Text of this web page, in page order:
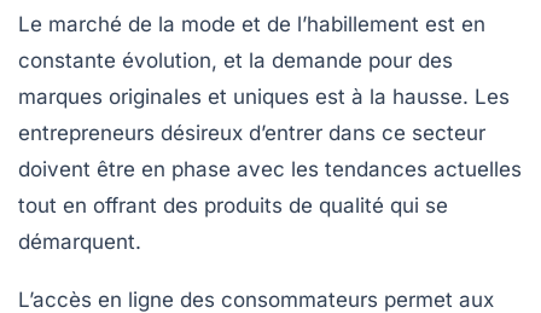
Le marché de la mode et de l’habillement est en
constante évolution, et la demande pour des
marques originales et uniques est à la hausse. Les
entrepreneurs désireux d’entrer dans ce secteur
doivent être en phase avec les tendances actuelles
tout en offrant des produits de qualité qui se
démarquent.
L’accès en ligne des consommateurs permet aux